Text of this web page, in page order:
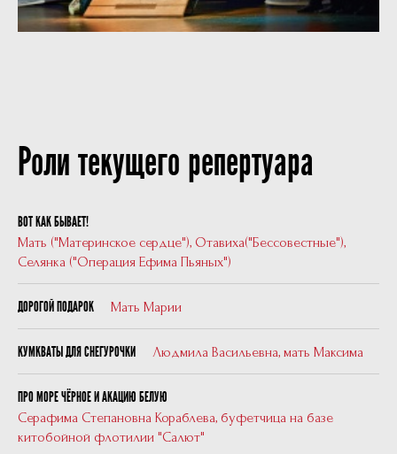
Роли текущего репертуара
ВОТ КАК БЫВАЕТ!
Мать ("Материнское сердце"), Отавиха("Бессовестные"),
Селянка ("Операция Ефима Пьяных")
ДОРОГОЙ ПОДАРОК Мать Марии
КУМКВАТЫ ДЛЯ СНЕГУРОЧКИ Людмила Васильевна, мать Максима
ПРО МОРЕ ЧЁРНОЕ И АКАЦИЮ БЕЛУЮ
Серафима Степановна Кораблева, буфетчица на базе
китобойной флотилии "Салют"